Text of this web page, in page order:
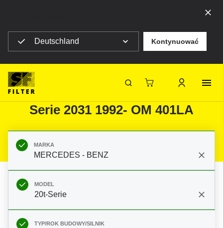
Deutschland Kontynuować
SF-Filter
Filtry do MERCEDES - BENZ 20t-
Serie 2031 1992- OM 401LA
MARKA
MERCEDES - BENZ
MODEL
20t-Serie
TYP/ROK BUDOWY/SILNIK